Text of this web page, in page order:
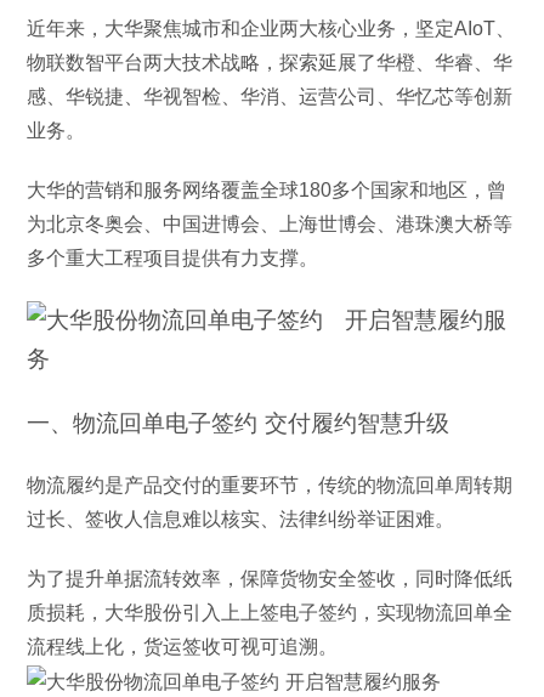
近年来，大华聚焦城市和企业两大核心业务，坚定AIoT、
物联数智平台两大技术战略，探索延展了华橙、华睿、华
感、华锐捷、华视智检、华消、运营公司、华忆芯等创新
业务。
大华的营销和服务网络覆盖全球180多个国家和地区，曾
为北京冬奥会、中国进博会、上海世博会、港珠澳大桥等
多个重大工程项目提供有力支撑。
一、物流回单电子签约 交付履约智慧升级
物流履约是产品交付的重要环节，传统的物流回单周转期
过长、签收人信息难以核实、法律纠纷举证困难。
为了提升单据流转效率，保障货物安全签收，同时降低纸
质损耗，大华股份引入上上签电子签约，实现物流回单全
流程线上化，货运签收可视可追溯。